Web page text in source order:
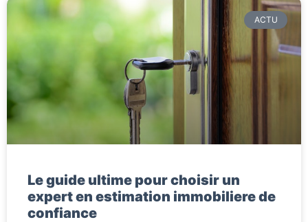
ACTU
Le guide ultime pour choisir un
expert en estimation immobiliere de
confiance